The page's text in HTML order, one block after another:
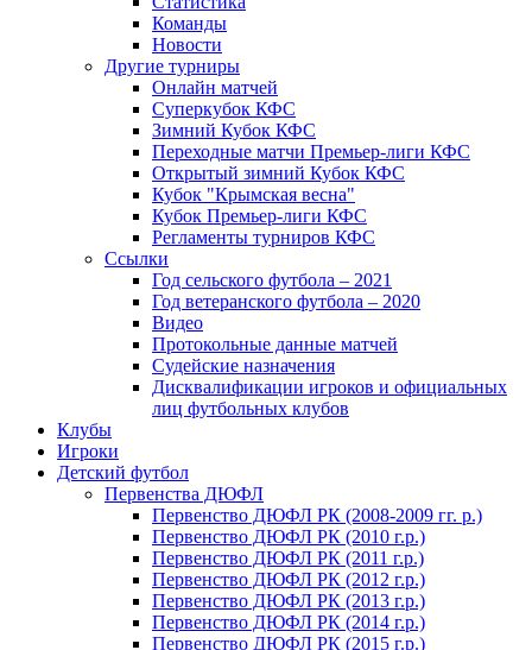
Команды
Новости
Другие турниры
Онлайн матчей
Суперкубок КФС
Зимний Кубок КФС
Переходные матчи Премьер-лиги КФС
Открытый зимний Кубок КФС
Кубок "Крымская весна"
Кубок Премьер-лиги КФС
Регламенты турниров КФС
Ссылки
Год сельского футбола – 2021
Год ветеранского футбола – 2020
Видео
Протокольные данные матчей
Судейские назначения
Дисквалификации игроков и официальных
лиц футбольных клубов
Клубы
Игроки
Детский футбол
Первенства ДЮФЛ
Первенство ДЮФЛ РК (2008-2009 гг. р.)
Первенство ДЮФЛ РК (2010 г.р.)
Первенство ДЮФЛ РК (2011 г.р.)
Первенство ДЮФЛ РК (2012 г.р.)
Первенство ДЮФЛ РК (2013 г.р.)
Первенство ДЮФЛ РК (2014 г.р.)
Первенство ДЮФЛ РК (2015 г.р.)